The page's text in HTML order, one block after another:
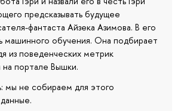
предсказывать будущее
фантаста Айзека Азимова. В его
машинного обучения. Она подбирает
из поведенческих метрик
на портале Вышки.
мы не собираем для этого